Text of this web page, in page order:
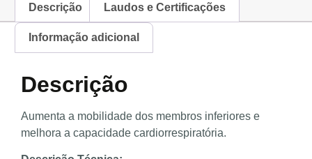
Descrição Laudos e Certificações
Informação adicional
Descrição
Aumenta a mobilidade dos membros inferiores e
melhora a capacidade cardiorrespiratória.